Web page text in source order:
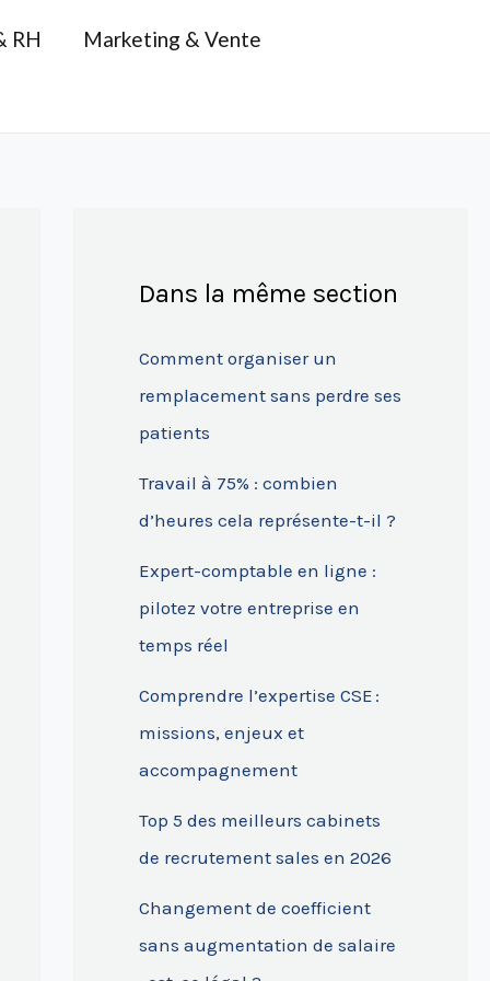
RH Marketing & Vente
Dans la même section
Comment organiser un
remplacement sans perdre ses
patients
Travail à 75% : combien
d’heures cela représente-t-il ?
Expert-comptable en ligne :
pilotez votre entreprise en
temps réel
Comprendre l’expertise CSE :
missions, enjeux et
accompagnement
Top 5 des meilleurs cabinets
de recrutement sales en 2026
Changement de coefficient
sans augmentation de salaire